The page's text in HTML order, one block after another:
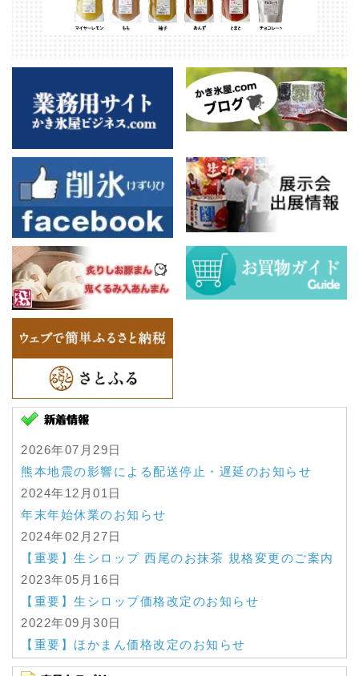
2026年07月29日
熊本地震の影響による配送停止・遅延のお知らせ
2024年12月01日
年末年始休業のお知らせ
2024年02月27日
【重要】生シロップ 西尾のお抹茶 規格変更のご案内
2023年05月16日
【重要】生シロップ価格改定のお知らせ
2022年09月30日
【重要】ほかまん価格改定のお知らせ
2022年09月23日